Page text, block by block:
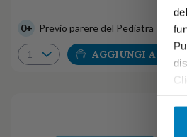
0+ Previo parere del Pediatra
AGGIUNGI AL